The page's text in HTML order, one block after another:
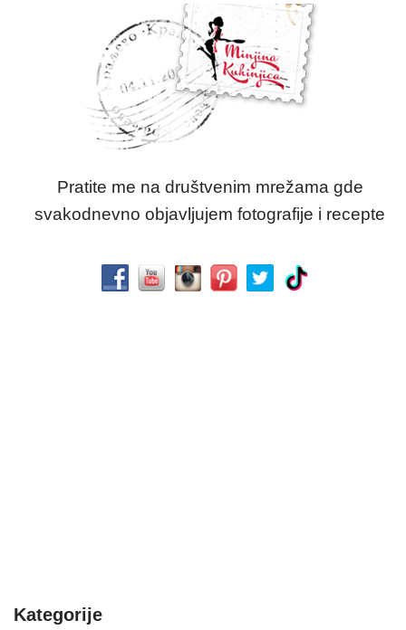
Pratite me na društvenim mrežama gde
svakodnevno objavljujem fotografije i recepte
Kategorije